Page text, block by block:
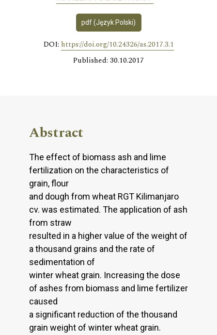
pdf (Język Polski)
DOI: https://doi.org/10.24326/as.2017.3.1
Published: 30.10.2017
Abstract
The effect of biomass ash and lime
fertilization on the characteristics of
grain, flour
and dough from wheat RGT Kilimanjaro
cv. was estimated. The application of ash
from straw
resulted in a higher value of the weight of
a thousand grains and the rate of
sedimentation of
winter wheat grain. Increasing the dose
of ashes from biomass and lime fertilizer
caused
a significant reduction of the thousand
grain weight of winter wheat grain.